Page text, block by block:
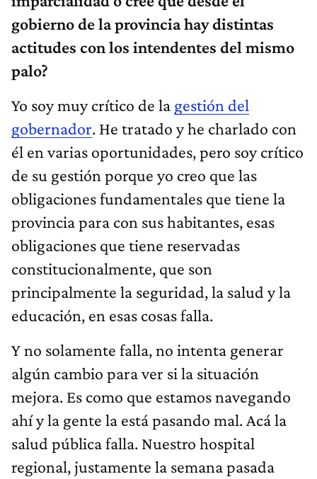
gobierno de la provincia hay distintas
actitudes con los intendentes del mismo
palo?
Yo soy muy crítico de la gestión del
gobernador. He tratado y he charlado con
él en varias oportunidades, pero soy crítico
de su gestión porque yo creo que las
obligaciones fundamentales que tiene la
provincia para con sus habitantes, esas
obligaciones que tiene reservadas
constitucionalmente, que son
principalmente la seguridad, la salud y la
educación, en esas cosas falla.
Y no solamente falla, no intenta generar
algún cambio para ver si la situación
mejora. Es como que estamos navegando
ahí y la gente la está pasando mal. Acá la
salud pública falla. Nuestro hospital
regional, justamente la semana pasada